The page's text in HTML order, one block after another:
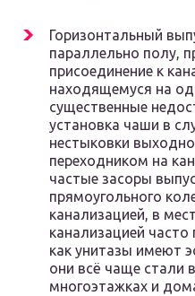
Горизонтальный
параллельно полу,
присоединение к
находящемуся на
существенные
установка чаши в
нестыковки
переходником на
частые засоры
прямоугольного
канализацией, в
канализацией
как унитазы имеют
они всё чаще стали
многоэтажках и